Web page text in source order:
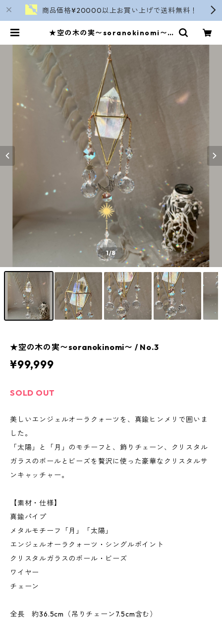
商品価格¥20000以上お買い上げで送料無料！
★空の木の実〜soranokinomi〜 /
1/8
★空の木の実〜soranokinomi〜 / No.3
¥99,999
SOLD OUT
美しいエンジェルオーラクォーツを、真鍮ヒンメリで囲いま
した。
「太陽」と「月」のモチーフと、飾りチェーン、クリスタル
ガラスのボールとビーズを贅沢に使った豪華なクリスタルサ
ンキャッチャー。
【素材・仕様】
真鍮パイプ
メタルモチーフ「月」「太陽」
エンジェルオーラクォーツ・シングルポイント
クリスタルガラスのボール・ビーズ
ワイヤー
チェーン
全長 約36.5cm（吊りチェーン7.5cm含む）